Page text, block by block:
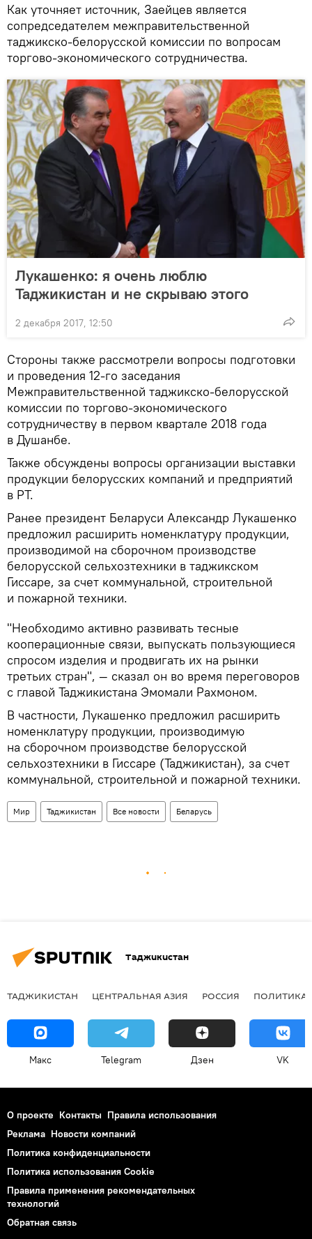
Как уточняет источник, Заейцев является
сопредседателем межправительственной
таджикско-белорусской комиссии по вопросам
торгово-экономического сотрудничества.
Лукашенко: я очень люблю
Таджикистан и не скрываю этого
2 декабря 2017, 12:50
Стороны также рассмотрели вопросы подготовки
и проведения 12-го заседания
Межправительственной таджикско-белорусской
комиссии по торгово-экономического
сотрудничеству в первом квартале 2018 года
в Душанбе.
Также обсуждены вопросы организации выставки
продукции белорусских компаний и предприятий
в РТ.
Ранее президент Беларуси Александр Лукашенко
предложил расширить номенклатуру продукции,
производимой на сборочном производстве
белорусской сельхозтехники в таджикском
Гиссаре, за счет коммунальной, строительной
и пожарной техники.
"Необходимо активно развивать тесные
кооперационные связи, выпускать пользующиеся
спросом изделия и продвигать их на рынки
третьих стран", — сказал он во время переговоров
с главой Таджикистана Эмомали Рахмоном.
В частности, Лукашенко предложил расширить
номенклатуру продукции, производимую
на сборочном производстве белорусской
сельхозтехники в Гиссаре (Таджикистан), за счет
коммунальной, строительной и пожарной техники.
Мир Таджикистан Все новости Беларусь
Таджикистан
ТАДЖИКИСТАН ЦЕНТРАЛЬНАЯ АЗИЯ РОССИЯ ПОЛИТИКА
Макс Telegram Дзен VK
О проекте Контакты Правила использования
Реклама Новости компаний
Политика конфиденциальности
Политика использования Cookie
Правила применения рекомендательных
технологий
Обратная связь